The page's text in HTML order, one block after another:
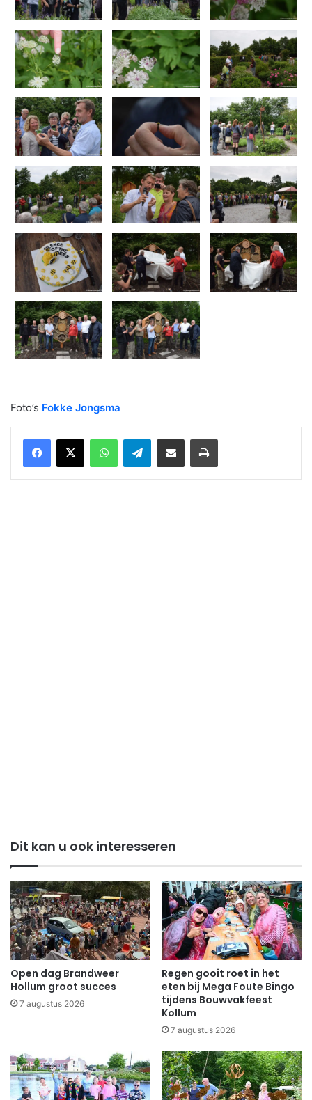
Foto’s Fokke Jongsma
WhatsAppTelegramDelen via Email Print
Dit kan u ook interesseren
Open dag Brandweer
Hollum groot succes
7 augustus 2026
Regen gooit roet in het
eten bij Mega Foute Bingo
tijdens Bouwvakfeest
Kollum
7 augustus 2026